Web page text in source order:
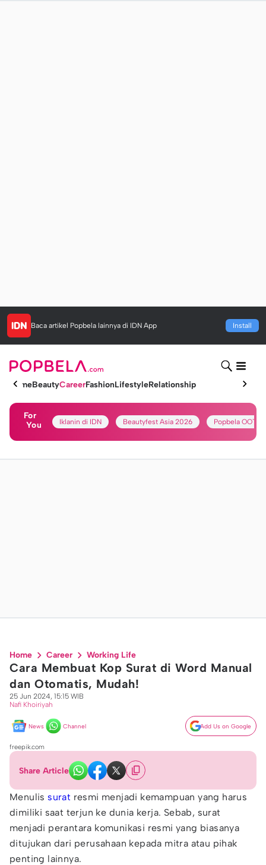
Baca artikel Popbela lainnya di IDN App Install
HomeBeautyCareerFashionLifestyleRelationship
For
You
Iklanin di IDN Beautyfest Asia 2026 Popbela OOTD
Home Career Working Life
Cara Membuat Kop Surat di Word Manual
dan Otomatis, Mudah!
25 Jun 2024, 15:15 WIB
Nafi Khoiriyah
News Channel Add Us on Google
freepik.com
Share Article
Menulis surat resmi menjadi kemampuan yang harus
dimiliki saat terjun ke dunia kerja. Sebab, surat
menjadi perantara komunikasi resmi yang biasanya
ditujukan dari perusahaan kepada mitra atau pihak
penting lainnya.